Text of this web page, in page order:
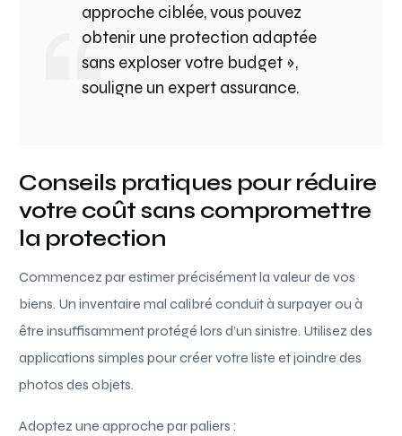
approche ciblée, vous pouvez
obtenir une protection adaptée
sans exploser votre budget »,
souligne un expert assurance.
Conseils pratiques pour réduire
votre coût sans compromettre
la protection
Commencez par estimer précisément la valeur de vos
biens. Un inventaire mal calibré conduit à surpayer ou à
être insuffisamment protégé lors d’un sinistre. Utilisez des
applications simples pour créer votre liste et joindre des
photos des objets.
Adoptez une approche par paliers :